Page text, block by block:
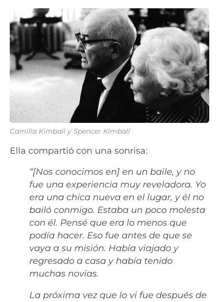
Camilla Kimball y Spencer Kimball
Ella compartió con una sonrisa:
“[Nos conocimos en] en un baile, y no
fue una experiencia muy reveladora. Yo
era una chica nueva en el lugar, y él no
bailó conmigo. Estaba un poco molesta
con él. Pensé que era lo menos que
podía hacer. Eso fue antes de que se
vaya a su misión. Había viajado y
regresado a casa y había tenido
muchas novias.
La próxima vez que lo vi fue después de